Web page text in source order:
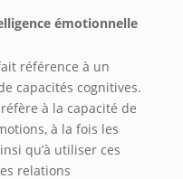
émotionnelle
référence à un
capacités cognitives.
à la capacité de
à la fois les
qu’à utiliser ces
relations